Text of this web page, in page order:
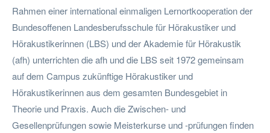
Rahmen einer international einmaligen Lernortkooperation der
Bundesoffenen Landesberufsschule für Hörakustiker und
Hörakustikerinnen (LBS) und der Akademie für Hörakustik
(afh) unterrichten die afh und die LBS seit 1972 gemeinsam
auf dem Campus zukünftige Hörakustiker und
Hörakustikerinnen aus dem gesamten Bundesgebiet in
Theorie und Praxis. Auch die Zwischen- und
Gesellenprüfungen sowie Meisterkurse und -prüfungen finden